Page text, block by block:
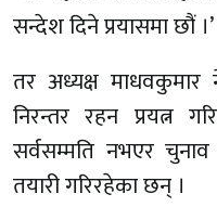
सन्देश दिने प्रयासमा छौं ।’
तर अध्यक्ष
निरन्तर रहन प्रयत्न
सर्वसम्मति नभएर
तयारी गरिरहेका छन् ।